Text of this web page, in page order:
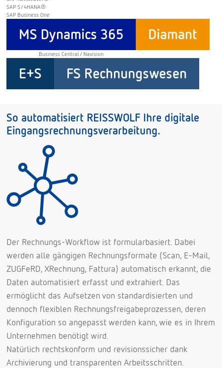
SAP S/4HANA®
SAP Business One
MS Dynamics 365
Business Central / Navision
Diamant
E+S FS Rechnungswesen
So automatisiert REISSWOLF Ihre digitale
Eingangsrechnungsverarbeitung.
Der Rechnungs-Workflow ist formularbasiert. Dabei
werden alle gängigen Rechnungsformate (Scan, E-Mail,
ZUGFeRD, XRechnung, Fattura) automatisch erkannt, die
Daten automatisiert erfasst und extrahiert. Das
ermöglicht das Aufsetzen von standardisierten und
dennoch flexiblen Rechnungsfreigabeprozessen, deren
Konfiguration so angepasst werden kann, wie es in Ihrem
Unternehmen benötigt wird.
Natürlich rechtskonform und revisionssicher dank
Archivierung und transparenten Arbeitsschritten.